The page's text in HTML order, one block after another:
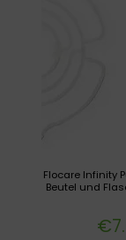
Flocare Infinity
Beutel und
€